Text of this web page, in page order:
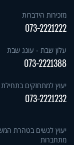
מזכירות הידברות
073-2221222
עלון שבת - עונג שבת
073-2221388
יעוץ למתחזקים
073-2221232
יעוץ לנשים בטהרת
מתחברות